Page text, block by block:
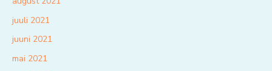
juuli 2021
juuni 2021
mai 2021